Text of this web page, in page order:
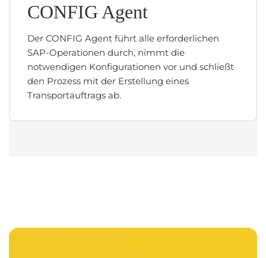
CONFIG Agent
Der CONFIG Agent führt alle erforderlichen
SAP-Operationen durch, nimmt die
notwendigen Konfigurationen vor und schließt
den Prozess mit der Erstellung eines
Transportauftrags ab.